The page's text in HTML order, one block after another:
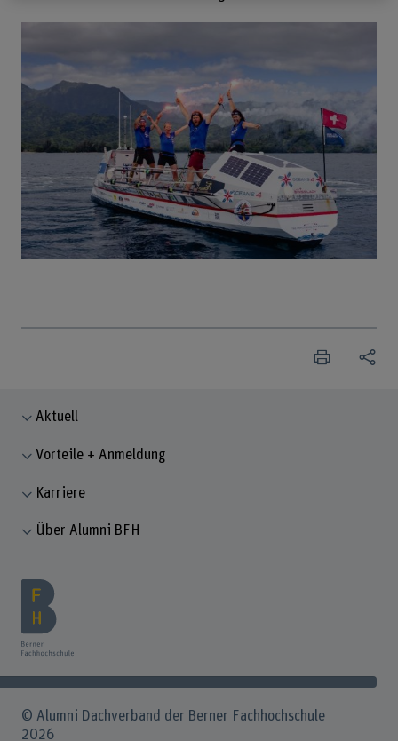
Aktuell
Vorteile + Anmeldung
Karriere
Über Alumni BFH
© Alumni Dachverband der Berner Fachhochschule
2026